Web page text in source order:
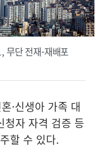
무단 전재-재배포
·신생아 가족 대
자 자격 검증 등
할 수 있다.